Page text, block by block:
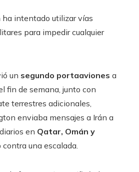
intentado utilizar vías
para impedir cualquier
un segundo portaaviones a
fin de semana, junto con
terrestres adicionales,
enviaba mensajes a Irán a
en Qatar, Omán y
una escalada.